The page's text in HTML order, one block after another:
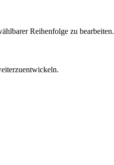
Reihenfolge zu bearbeiten.